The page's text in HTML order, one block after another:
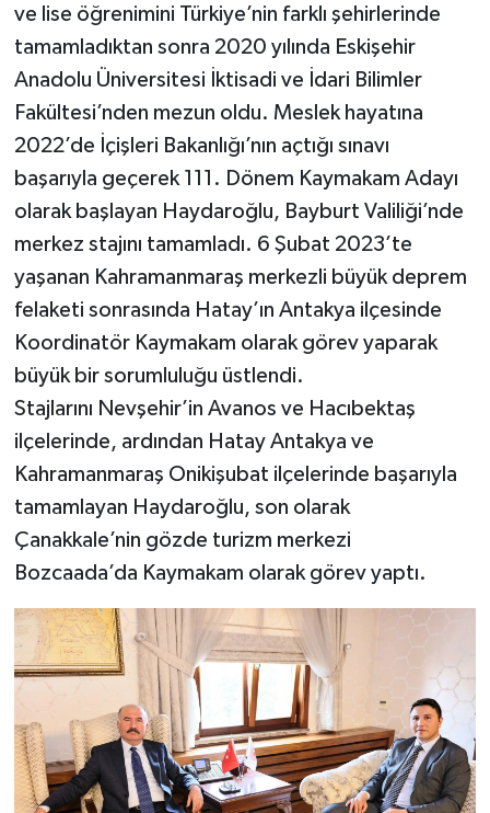
ve lise öğrenimini Türkiye’nin farklı şehirlerinde
tamamladıktan sonra 2020 yılında Eskişehir
Anadolu Üniversitesi İktisadi ve İdari Bilimler
Fakültesi’nden mezun oldu. Meslek hayatına
2022’de İçişleri Bakanlığı’nın açtığı sınavı
başarıyla geçerek 111. Dönem Kaymakam Adayı
olarak başlayan Haydaroğlu, Bayburt Valiliği’nde
merkez stajını tamamladı. 6 Şubat 2023’te
yaşanan Kahramanmaraş merkezli büyük deprem
felaketi sonrasında Hatay’ın Antakya ilçesinde
Koordinatör Kaymakam olarak görev yaparak
büyük bir sorumluluğu üstlendi.
Stajlarını Nevşehir’in Avanos ve Hacıbektaş
ilçelerinde, ardından Hatay Antakya ve
Kahramanmaraş Onikişubat ilçelerinde başarıyla
tamamlayan Haydaroğlu, son olarak
Çanakkale’nin gözde turizm merkezi
Bozcaada’da Kaymakam olarak görev yaptı.